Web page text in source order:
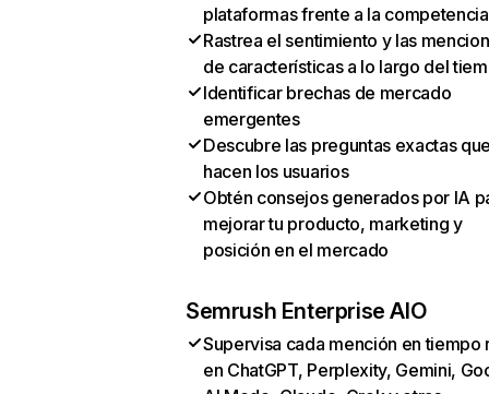
plataformas frente a la competencia
Rastrea el sentimiento y las
de características a lo largo del
Identificar brechas de mercado
emergentes
Descubre las preguntas exactas
hacen los usuarios
Obtén consejos generados por IA
mejorar tu producto, marketing y
posición en el mercado
Semrush Enterprise AIO
Supervisa cada mención en tiempo
en ChatGPT, Perplexity, Gemini,